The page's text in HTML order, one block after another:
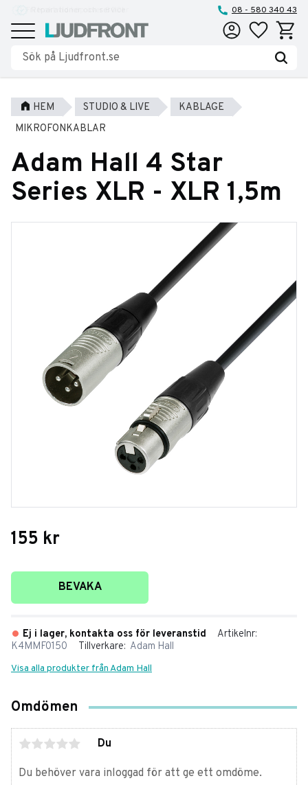
Meny
08 - 580 340 43
Favoriter
HEM STUDIO & LIVE
KABLAGE
MIKROFONKABLAR
Adam Hall 4 Star
Series XLR - XLR 1,5m
155 kr
Lägg till i favoriter
BEVAKA
Ej i lager, kontakta oss för leveranstid
Artikelnr
K4MMF0150
Tillverkare Adam Hall
Visa alla produkter från Adam Hall
Omdömen
Du